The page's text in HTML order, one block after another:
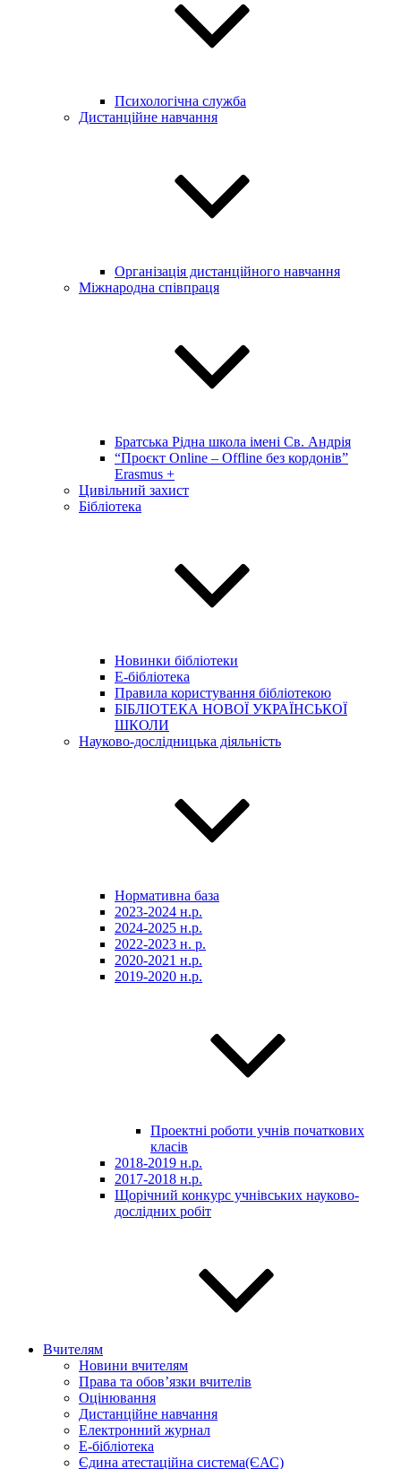
Психологічна служба
Дистанційне навчання
Організація дистанційного навчання
Міжнародна співпраця
Братська Рідна школа імені Св. Андрія
“Проєкт Online – Offline без кордонів”
Erasmus +
Цивільний захист
Бібліотека
Новинки бібліотеки
E-бібліотека
Правила користування бібліотекою
БІБЛІОТЕКА НОВОЇ УКРАЇНСЬКОЇ
ШКОЛИ
Науково-дослідницька діяльність
Нормативна база
2023-2024 н.р.
2024-2025 н.р.
2022-2023 н. р.
2020-2021 н.р.
2019-2020 н.р.
Проектні роботи учнів початкових
класів
2018-2019 н.р.
2017-2018 н.р.
Щорічний конкурс учнівських науково-
дослідних робіт
Вчителям
Новини вчителям
Права та обов’язки вчителів
Оцінювання
Дистанційне навчання
Електронний журнал
E-бібліотека
Єдина атестаційна система(ЄАС)